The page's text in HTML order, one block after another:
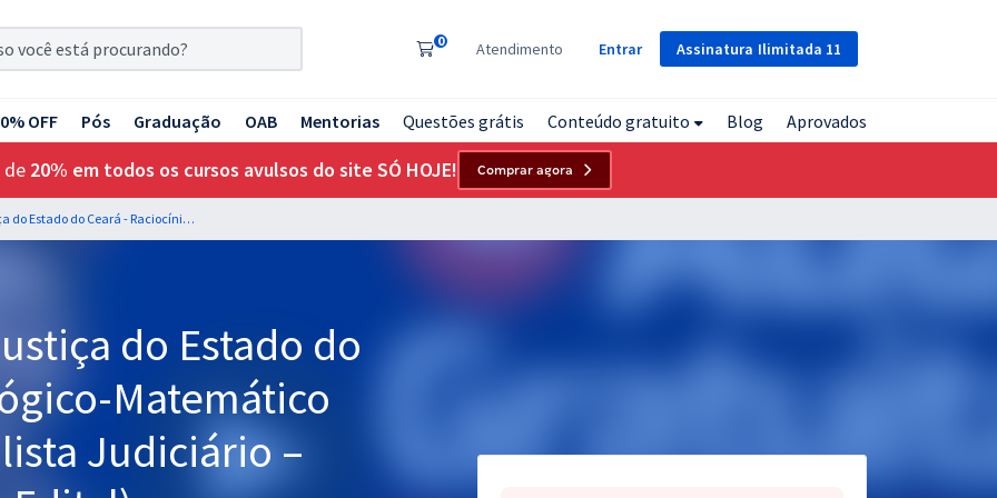
Assinatura Ilimitada 11
0 Atendimento Entrar
OFF Pós Graduação OAB Mentorias Questões grátis Conteúdo gratuito Blog Aprovados
de 20% em todos os cursos avulsos do site SÓ HOJE! Comprar agora
TJ CE - Tribunal de Justiça do Estado do Ceará - Raciocínio Lógico-Matemático para o Cargo de Analista Judiciário – Área Judiciária (Pós-Edital)
do Estado do
Matemático
Judiciário –